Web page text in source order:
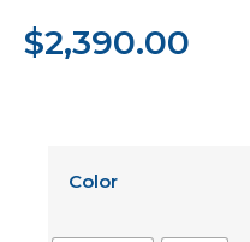
$2,390.00
Color